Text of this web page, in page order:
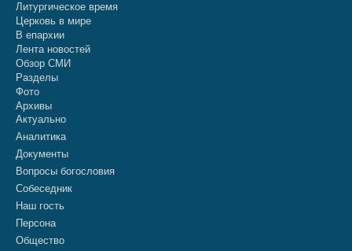
Литургическое время
Церковь в мире
В епархии
Лента новостей
Обзор СМИ
Разделы
Фото
Архивы
Актуально
Аналитика
Документы
Вопросы богословия
Собеседник
Наш гость
Персона
Общество